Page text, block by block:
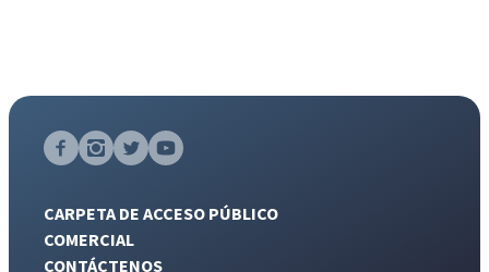
CARPETA DE ACCESO PÚBLICO
COMERCIAL
CONTÁCTENOS